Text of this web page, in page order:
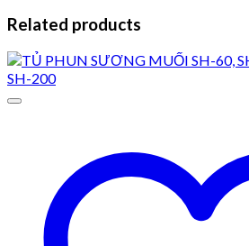
Related products